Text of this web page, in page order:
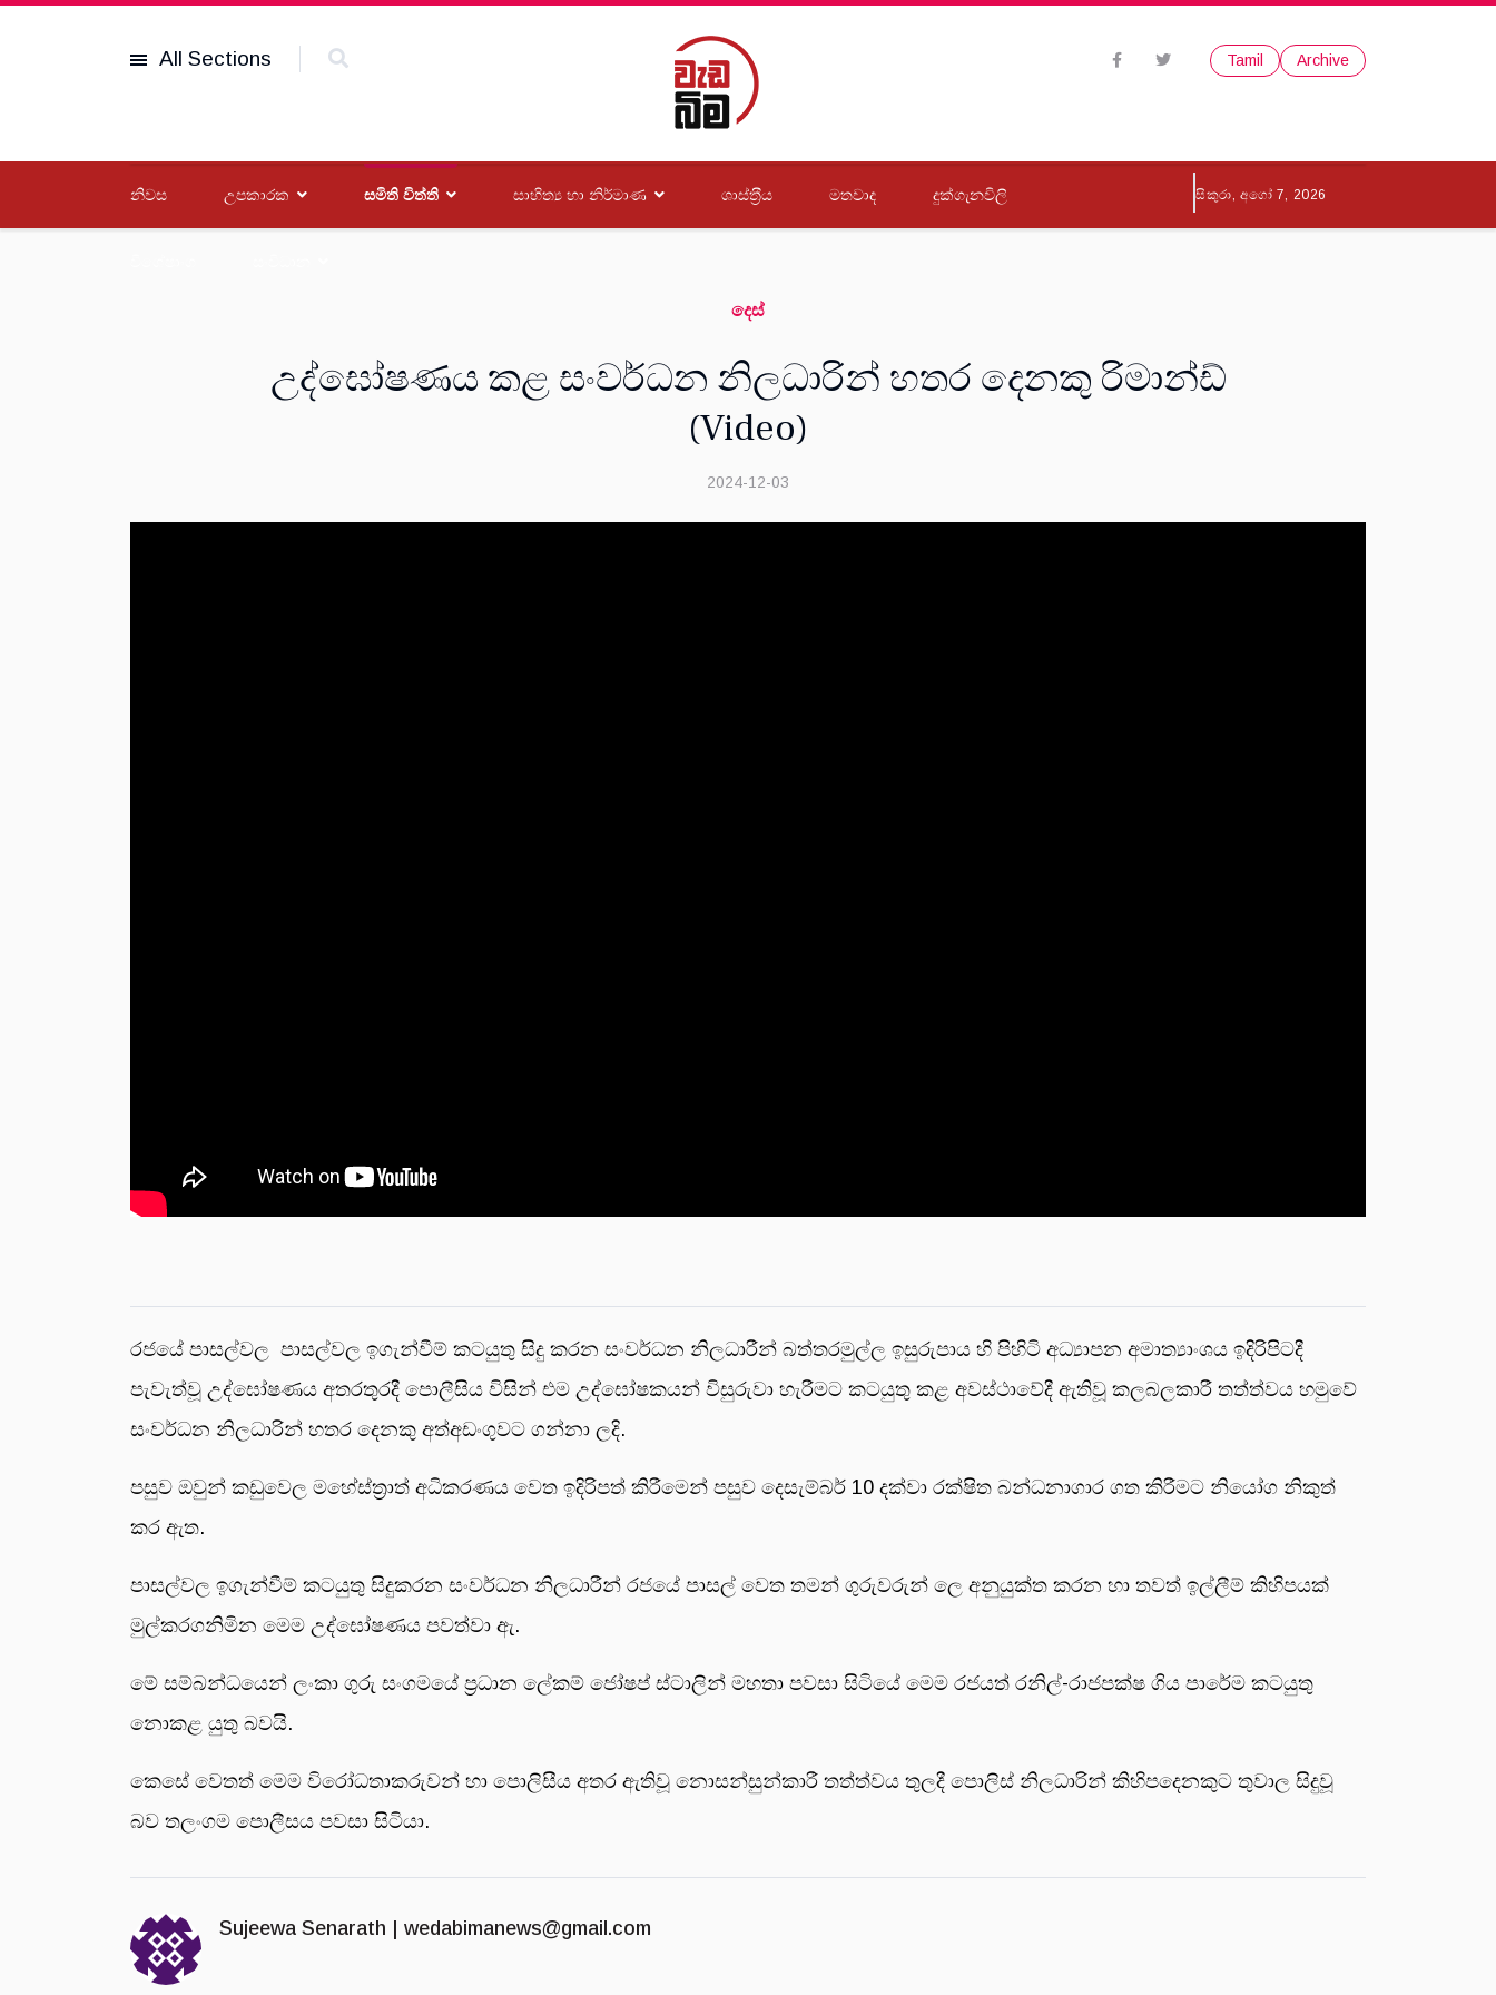
All Sections Tamil Archive
නිවස උපකාරක සමිති විත්ති සාහිත්‍ය හා නිර්මාණ ශාස්ත‍්‍රීය මතවාද දුක්ගැනවිලි සිකුරා, අගෝ 7, 2026
දෙස්
උද්ඝෝෂණය කළ සංවර්ධන නිලධාරින් හතර දෙනකු රිමාන්ඩ්
(Video)
2024-12-03
රජයේ පාසල්වල පාසල්වල ඉගැන්වීම් කටයුතු සිදු කරන සංවර්ධන නිලධාරීන් බත්තරමුල්ල ඉසුරුපාය හි පිහිටි අධ්‍යාපන අමාත්‍යාංශය ඉදිරිපිටදී
පැවැත්වූ උද්ඝෝෂණය අතරතුරදී පොලීසිය විසින් එම උද්ඝෝෂකයන් විසුරුවා හැරීමට කටයුතු කළ අවස්ථාවේදී ඇතිවූ කලබලකාරී තත්ත්වය හමුවේ
සංවර්ධන නිලධාරින් හතර දෙනකු අත්අඩංගුවට ගන්නා ලදි.
පසුව ඔවුන් කඩුවෙල මහේස්ත්‍රාත් අධිකරණය වෙත ඉදිරිපත් කිරීමෙන් පසුව දෙසැම්බර් 10 දක්වා රක්ෂිත බන්ධනාගාර ගත කිරීමට නියෝග නිකුත්
කර ඇත.
පාසල්වල ඉගැන්වීම් කටයුතු සිදුකරන සංවර්ධන නිලධාරීන් රජයේ පාසල් වෙත තමන් ගුරුවරුන් ලෙ අනුයුක්ත කරන හා තවත් ඉල්ලීම් කිහිපයක්
මුල්කරගනිමින මෙම උද්ඝෝෂණය පවත්වා ඇ.
මේ සම්බන්ධයෙන් ලංකා ගුරු සංගමයේ ප්‍රධාන ලේකම් ජෝෂප් ස්ටාලින් මහතා පවසා සිටියේ මෙම රජයත් රනිල්-රාජපක්ෂ ගිය පාරේම කටයුතු
නොකළ යුතු බවයි.
කෙසේ වෙතත් මෙම විරෝධතාකරුවන් හා පොලිසීය අතර ඇතිවූ නොසන්සුන්කාරී තත්ත්වය තුලදී පොලිස් නිලධාරින් කිහිපදෙනකුට තුවාල සිදුවූ
බව තලංගම පොලීසය පවසා සිටියා.
Sujeewa Senarath | wedabimanews@gmail.com